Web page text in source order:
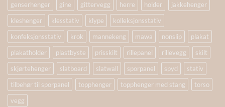
genserhenger
gine gittervegg herre holder
jakkehenger
kleshenger
klesstativ klype
kolleksjonsstativ
konfeksjonsstativ
krok mannekeng mawa nonslip
plakat
plakatholder
plastbyste prisskilt rillepanel rillevegg
skilt
skjørtehenger
slatboard slatwall sporpanel spyd
stativ
tilbehør til sporpanel
topphenger topphenger med stang
torso
vegg